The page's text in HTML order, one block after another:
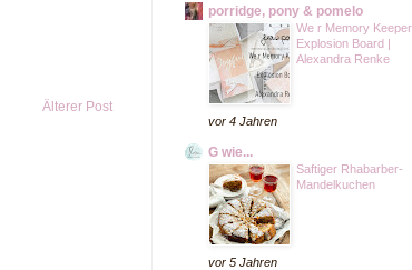
Älterer Post
porridge, pony & pomelo
We r Memory
Explosion Board |
Alexandra Renke
vor 4 Jahren
G wie...
Saftiger Rhabarber-
Mandelkuchen
vor 5 Jahren